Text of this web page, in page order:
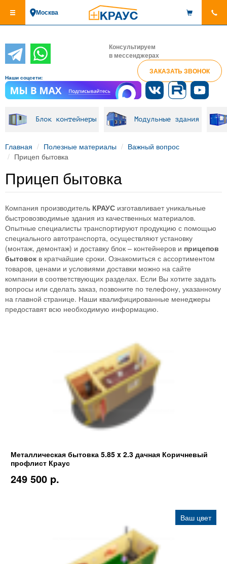
основному
Москва
Консультируем
в мессенджерах
ЗАКАЗАТЬ ЗВОНОК
Наши соцсети:
Блок контейнеры Модульные здания
Главная Полезные материалы
Важный вопрос
Прицеп бытовка
Прицеп бытовка
Компания производитель КРАУС изготавливает уникальные
быстровозводимые здания из качественных материалов.
Опытные специалисты транспортируют продукцию с помощью
специального автотранспорта, осуществляют установку
(монтаж, демонтаж) и доставку блок – контейнеров и прицепов
бытовок в кратчайшие сроки. Ознакомиться с ассортиментом
товаров, ценами и условиями доставки можно на сайте
компании в соответствующих разделах. Если Вы хотите задать
вопросы или сделать заказ, позвоните по телефону, указанному
на главной странице. Наши квалифицированные менеджеры
предоставят всю необходимую информацию.
Металлическая бытовка 5.85 x 2.3 дачная Коричневый
профлист Краус
249 500 p.
Ваш цвет